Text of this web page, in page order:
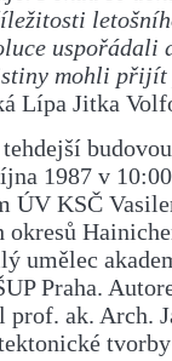
uspořádali
mohli
Lípa Jitka
1987 v
ÚV KSČ
okresů
umělec
Praha.
ak. Arch.